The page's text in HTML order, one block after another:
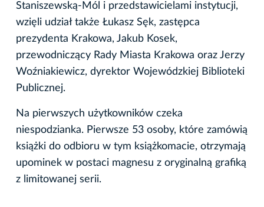
Staniszewską-Mól i przedstawicielami instytucji,
wzięli udział także Łukasz Sęk, zastępca
prezydenta Krakowa, Jakub Kosek,
przewodniczący Rady Miasta Krakowa oraz Jerzy
Woźniakiewicz, dyrektor Wojewódzkiej Biblioteki
Publicznej.
Na pierwszych użytkowników czeka
niespodzianka. Pierwsze 53 osoby, które zamówią
książki do odbioru w tym książkomacie, otrzymają
upominek w postaci magnesu z oryginalną grafiką
z limitowanej serii.